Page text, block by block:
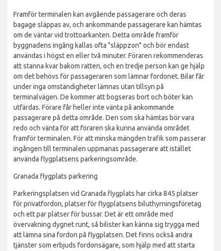
Framför terminalen kan avgående passagerare och deras
bagage släppas av, och ankommande passagerare kan hämtas
om de väntar vid trottoarkanten. Detta område framför
byggnadens ingång kallas ofta "släppzon" och bör endast
användas i högst en eller två minuter. Föraren rekommenderas
att stanna kvar bakom ratten, och en tredje person kan ge hjälp
om det behövs för passageraren som lämnar fordonet. Bilar får
under inga omständigheter lämnas utan tillsyn på
terminalvägen. De kommer att bogseras bort och böter kan
utfärdas. Förare får heller inte vänta på ankommande
passagerare på detta område. Den som ska hämtas bör vara
redo och vänta för att föraren ska kunna använda området
framför terminalen. För att minska mängden trafik som passerar
ingången till terminalen uppmanas passagerare att istället
använda flygplatsens parkeringsområde.
Granada flygplats parkering
Parkeringsplatsen vid Granada flygplats har cirka 845 platser
för privatfordon, platser för flygplatsens biluthyrningsföretag
och ett par platser för bussar. Det är ett område med
övervakning dygnet runt, så bilister kan känna sig trygga med
att lämna sina fordon på flygplatsen. Det finns också andra
tjänster som erbjuds fordonsägare, som hjälp med att starta